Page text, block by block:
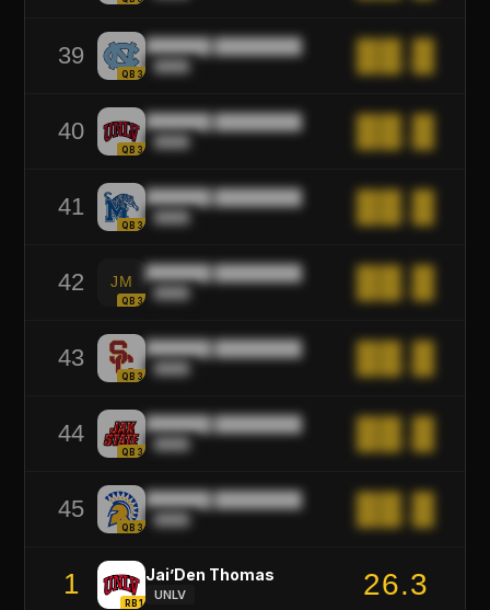
39
QB3
██████ ████████
████
40
QB3
██████ ████████
████
41
QB3
██████ ████████
████
42 JM
QB3
██████ ████████
████
43
QB3
██████ ████████
████
44
QB3
██████ ████████
████
45
QB3
██████ ████████
████
1
RB1
Jai’Den Thomas
UNLV 26.3